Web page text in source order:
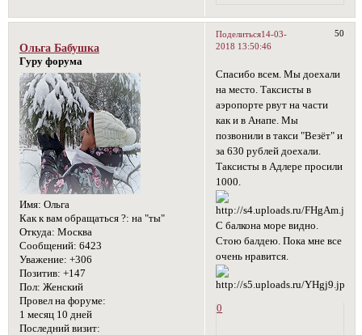
Поделиться 50
14-03-
2018 13:50:46
Ольга Бабушка
Гуру форума
Имя: Ольга
Как к вам обращаться ?: на "ты"
Откуда: Москва
Сообщений: 6423
Уважение: +306
Позитив: +147
Пол: Женский
Провел на форуме:
1 месяц 10 дней
Последний визит:
Спасибо всем. Мы доехали
на место. Таксисты в
аэропорте рвут на части
как и в Анапе. Мы
позвонили в такси "Везёт" и
за 630 рублей доехали.
Таксисты в Адлере просили
1000.
С балкона море видно.
Стою балдею. Пока мне все
очень нравится.
0